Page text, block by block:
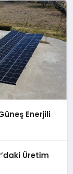
Enerjili
Üretim